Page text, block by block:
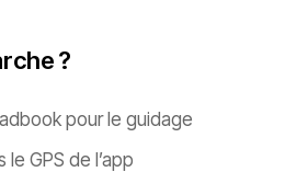
?
pour le guidage
GPS de l’app